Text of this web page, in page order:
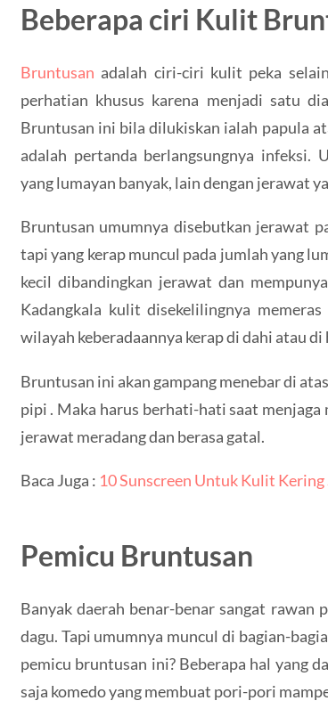
Beberapa ciri Kulit
Bruntusan adalah ciri-ciri kulit peka
perhatian khusus karena menjadi satu
Bruntusan ini bila dilukiskan ialah papula
adalah pertanda berlangsungnya infeksi.
yang lumayan banyak, lain dengan jerawat
Bruntusan umumnya disebutkan jerawat
tapi yang kerap muncul pada jumlah yang
kecil dibandingkan jerawat dan
Kadangkala kulit disekelilingnya
wilayah keberadaannya kerap di dahi atau di
Bruntusan ini akan gampang menebar di
pipi . Maka harus berhati-hati saat menjaga
jerawat meradang dan berasa gatal.
Baca Juga : 10 Sunscreen Untuk Kulit
Pemicu Bruntusan
Banyak daerah benar-benar sangat rawan
dagu. Tapi umumnya muncul di bagian-
pemicu bruntusan ini? Beberapa hal yang
saja komedo yang membuat pori-pori